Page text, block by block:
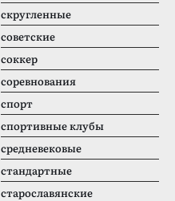
скругленные
советские
соккер
соревнования
спорт
спортивные клубы
средневековые
стандартные
старославянские